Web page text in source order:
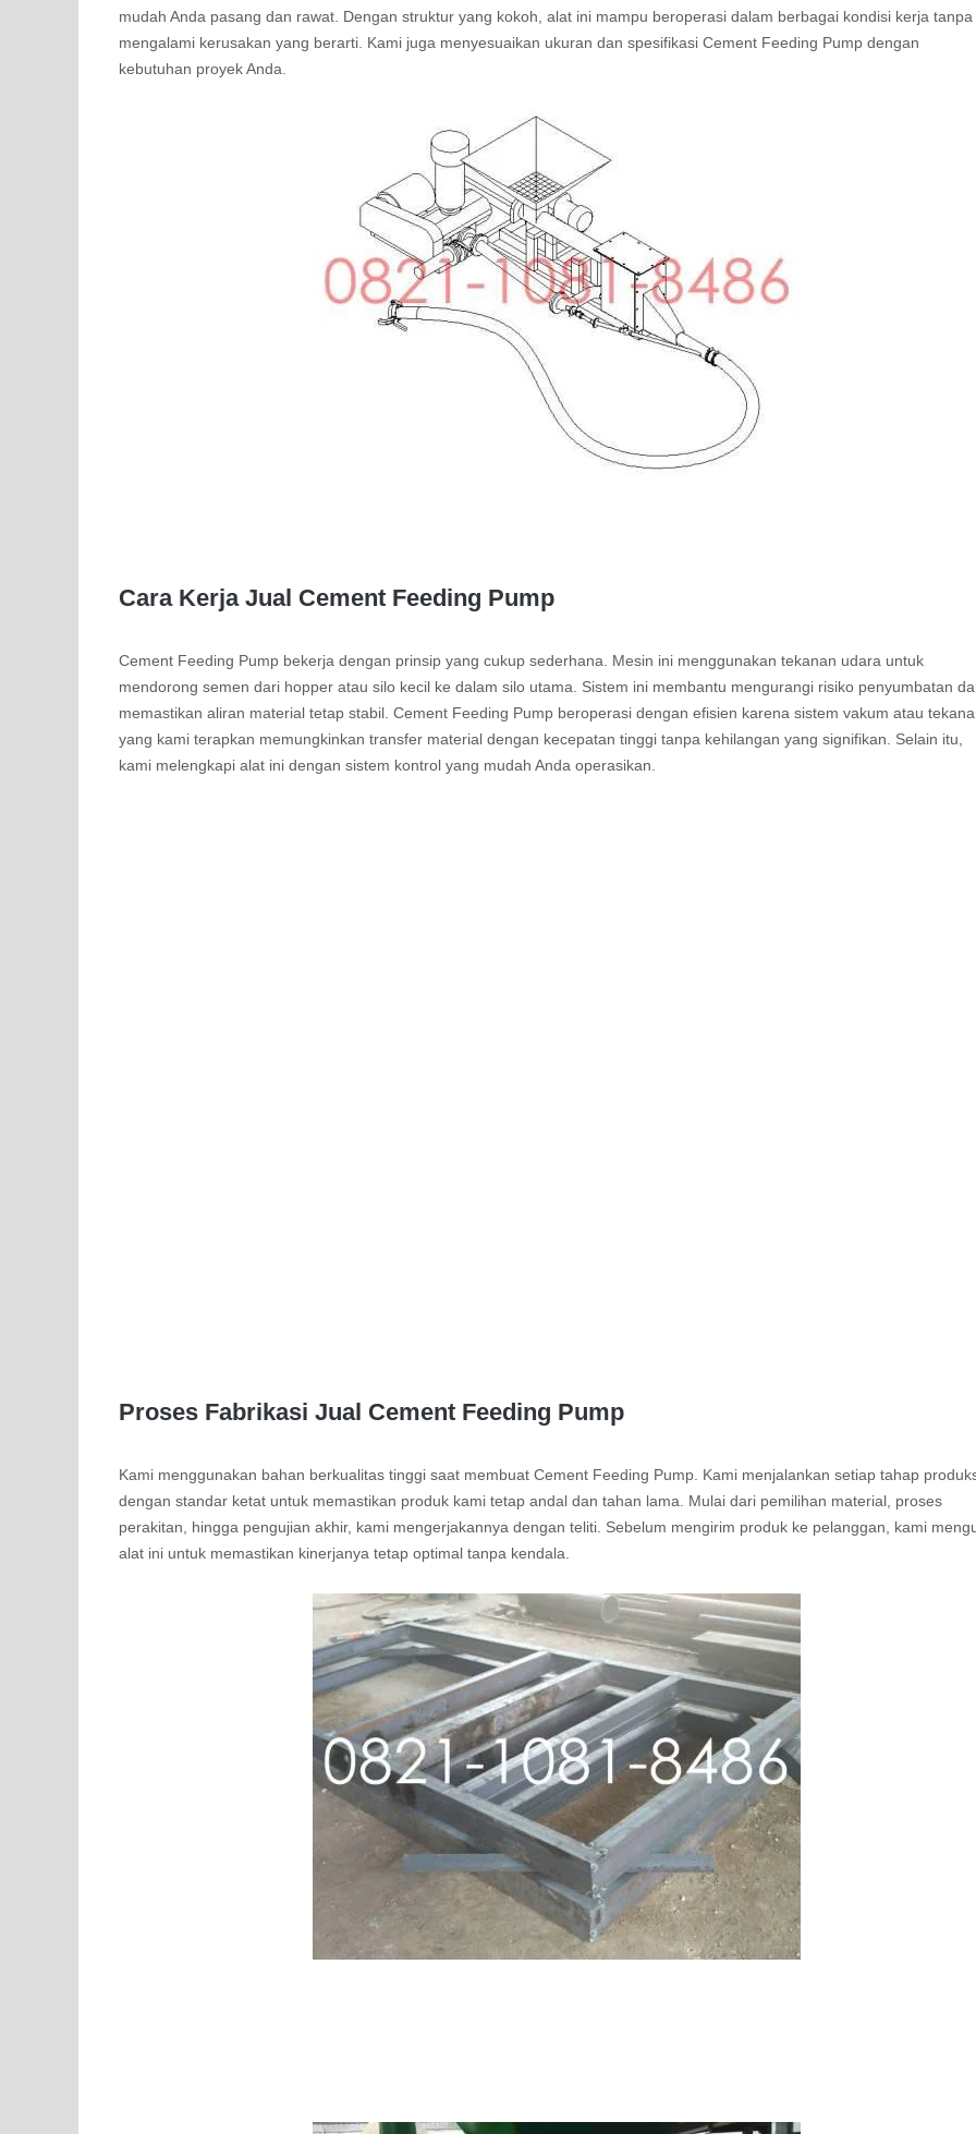
mudah Anda pasang dan rawat. Dengan struktur yang kokoh, alat ini mampu beroperasi dalam berbagai kondisi kerja tanpa
mengalami kerusakan yang berarti. Kami juga menyesuaikan ukuran dan spesifikasi Cement Feeding Pump dengan
kebutuhan proyek Anda.
Cara Kerja Jual Cement Feeding Pump
Cement Feeding Pump bekerja dengan prinsip yang cukup sederhana. Mesin ini menggunakan tekanan udara untuk
mendorong semen dari hopper atau silo kecil ke dalam silo utama. Sistem ini membantu mengurangi risiko penyumbatan
memastikan aliran material tetap stabil. Cement Feeding Pump beroperasi dengan efisien karena sistem vakum atau
yang kami terapkan memungkinkan transfer material dengan kecepatan tinggi tanpa kehilangan yang signifikan. Selain itu,
kami melengkapi alat ini dengan sistem kontrol yang mudah Anda operasikan.
Proses Fabrikasi Jual Cement Feeding Pump
Kami menggunakan bahan berkualitas tinggi saat membuat Cement Feeding Pump. Kami menjalankan setiap tahap
dengan standar ketat untuk memastikan produk kami tetap andal dan tahan lama. Mulai dari pemilihan material, proses
perakitan, hingga pengujian akhir, kami mengerjakannya dengan teliti. Sebelum mengirim produk ke pelanggan, kami
alat ini untuk memastikan kinerjanya tetap optimal tanpa kendala.